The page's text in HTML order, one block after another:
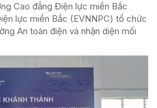
Cao đẳng Điện lực miền Bắc
lực miền Bắc (EVNNPC) tổ chức
An toàn điện và nhận diện mối